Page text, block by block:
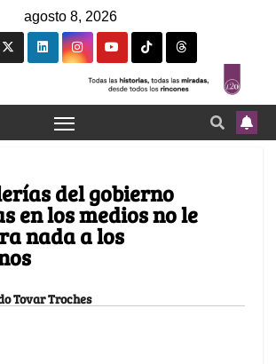
agosto 8, 2026
del gobierno
en los medios no le
nada a los
Tovar Troches